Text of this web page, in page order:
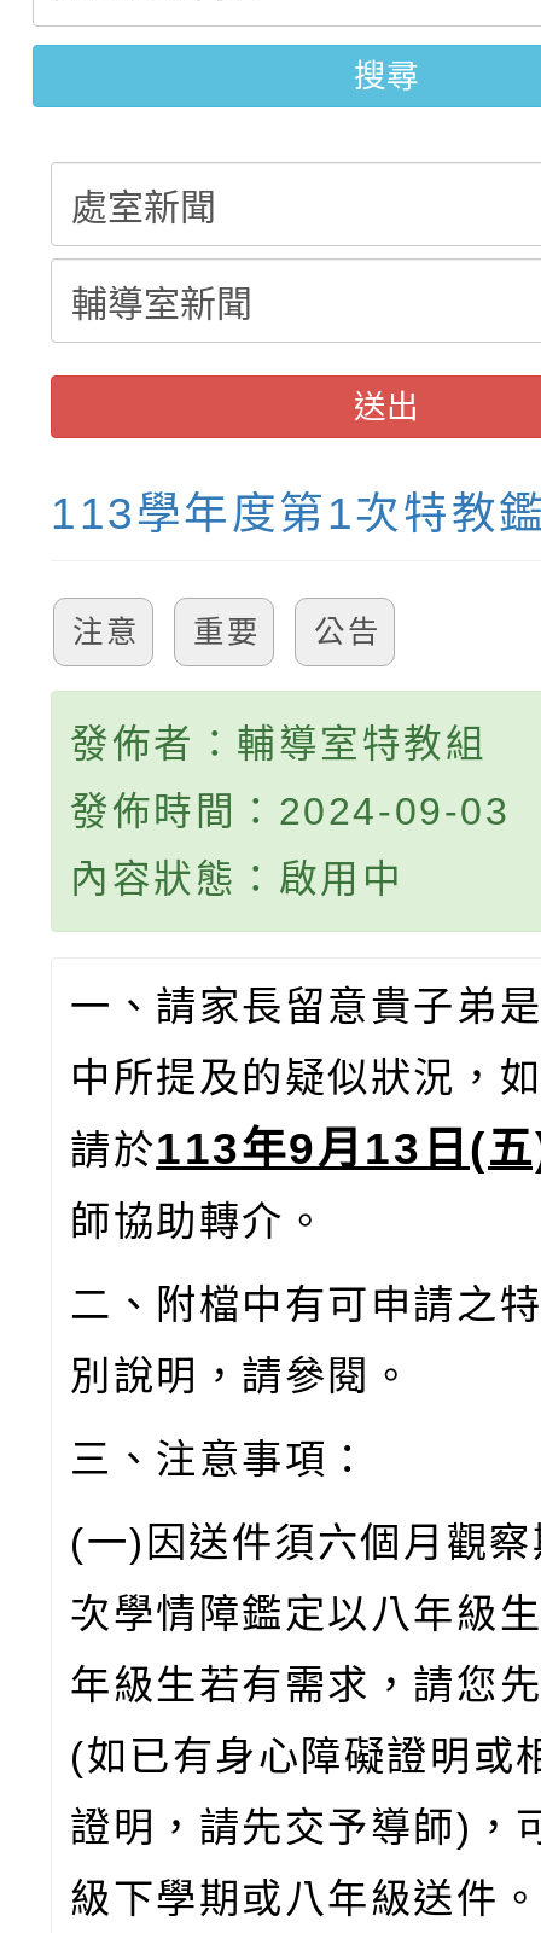
表
敬師藝文競賽』實施計
【甄選結果(第11招)】
學年度第1學期第7次代
結果(第11招)
【甄選結果(第3招)】
學年度第1學期第9次代
結果(第3招)
搜尋
送出
113學年度第1次特教
注意 重要 公告
發佈者：輔導室特教組
發佈時間：2024-09-03
內容狀態：啟用中
一、請家長留意貴子弟
中所提及的疑似狀況，
請於113年9月13日(
師協助轉介。
二、附檔中有可申請之
別說明，請參閱。
三、注意事項：
(一)因送件須六個月觀
次學情障鑑定以八年級
年級生若有需求，請您
(如已有身心障礙證明或
證明，請先交予導師)，
級下學期或八年級送件